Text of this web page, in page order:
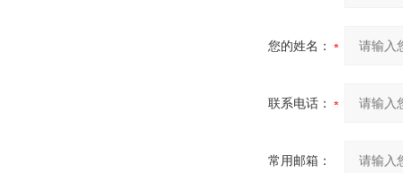
您的姓名：
联系电话：
常用邮箱：